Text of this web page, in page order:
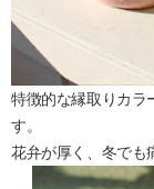
特徴的な縁取りカラ
す。
花弁が厚く、冬でも